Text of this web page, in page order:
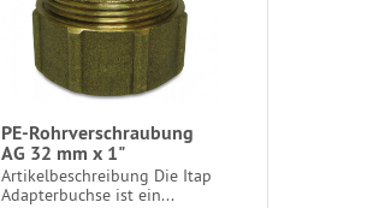
PE-Rohrverschraubung
AG 32 mm x 1"
Artikelbeschreibung Die Itap
Adapterbuchse ist ein...